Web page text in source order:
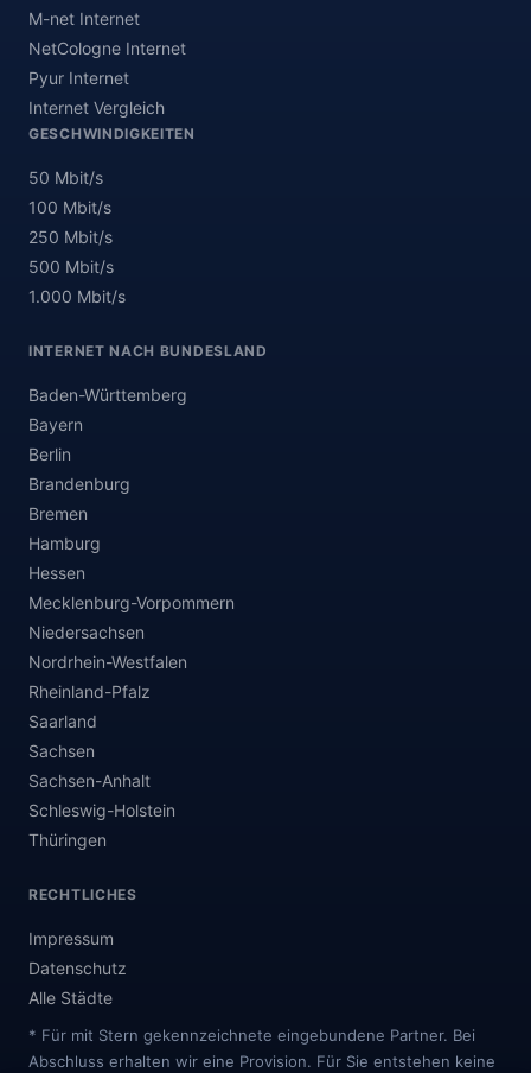
M-net Internet
NetCologne Internet
Pyur Internet
Internet Vergleich
GESCHWINDIGKEITEN
50 Mbit/s
100 Mbit/s
250 Mbit/s
500 Mbit/s
1.000 Mbit/s
INTERNET NACH BUNDESLAND
Baden-Württemberg
Bayern
Berlin
Brandenburg
Bremen
Hamburg
Hessen
Mecklenburg-Vorpommern
Niedersachsen
Nordrhein-Westfalen
Rheinland-Pfalz
Saarland
Sachsen
Sachsen-Anhalt
Schleswig-Holstein
Thüringen
RECHTLICHES
Impressum
Datenschutz
Alle Städte
* Für mit Stern gekennzeichnete eingebundene Partner. Bei
Abschluss erhalten wir eine Provision. Für Sie entstehen keine